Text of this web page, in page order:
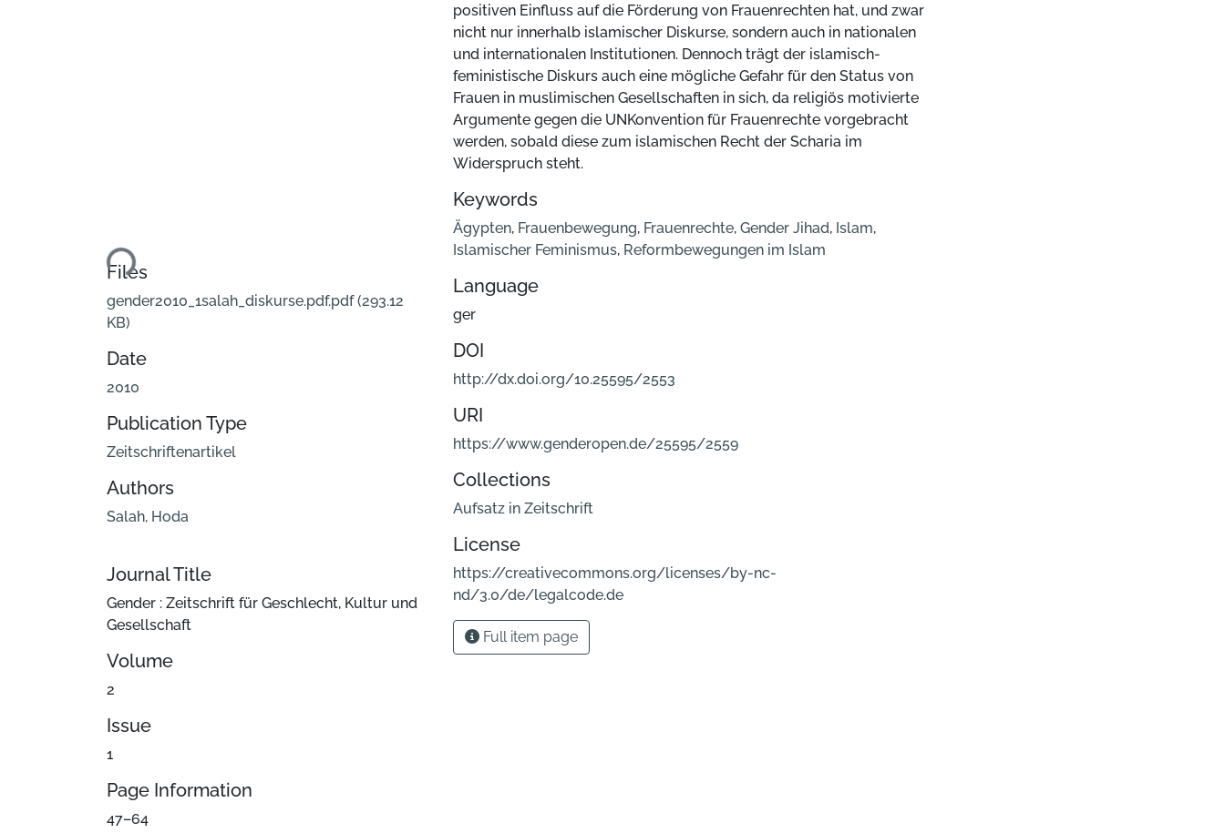
Loading...
Files
gender2010_1salah_diskurse.pdf.pdf(293.12
KB)
Date
2010
Publication Type
Zeitschriftenartikel
Authors
Salah, Hoda
Journal Title
Gender : Zeitschrift für Geschlecht, Kultur und
Gesellschaft
Volume
2
Issue
1
Page Information
47–64
positiven Einfluss auf die Förderung von Frauenrechten hat, und zwar
nicht nur innerhalb islamischer Diskurse, sondern auch in nationalen
und internationalen Institutionen. Dennoch trägt der islamisch-
feministische Diskurs auch eine mögliche Gefahr für den Status von
Frauen in muslimischen Gesellschaften in sich, da religiös motivierte
Argumente gegen die UNKonvention für Frauenrechte vorgebracht
werden, sobald diese zum islamischen Recht der Scharia im
Widerspruch steht.
Keywords
Ägypten, Frauenbewegung, Frauenrechte, Gender Jihad, Islam,
Islamischer Feminismus, Reformbewegungen im Islam
Language
ger
DOI
http://dx.doi.org/10.25595/2553
URI
https://www.genderopen.de/25595/2559
Collections
Aufsatz in Zeitschrift
License
https://creativecommons.org/licenses/by-nc-
nd/3.0/de/legalcode.de
Full item page